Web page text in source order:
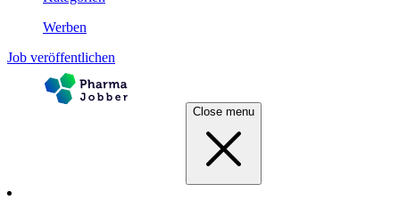
Werben
Job veröffentlichen
Close menu